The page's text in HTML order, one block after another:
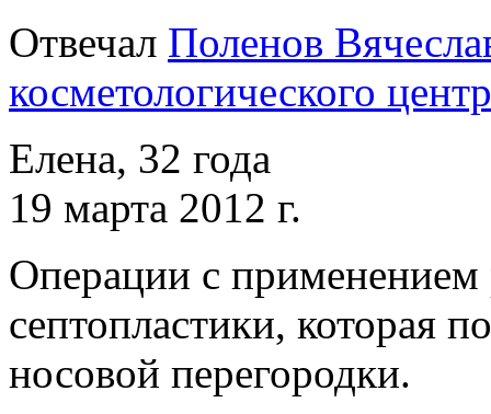
Отвечал Поленов
косметологического
Елена, 32 года
19 марта 2012 г.
Операции с применением
септопластики, которая
носовой перегородки.